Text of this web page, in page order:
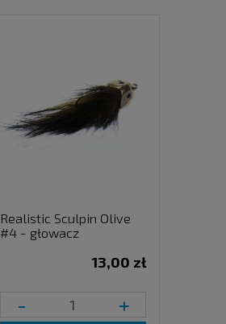
Realistic Sculpin Olive
#4 - głowacz
13,00 zł
- +